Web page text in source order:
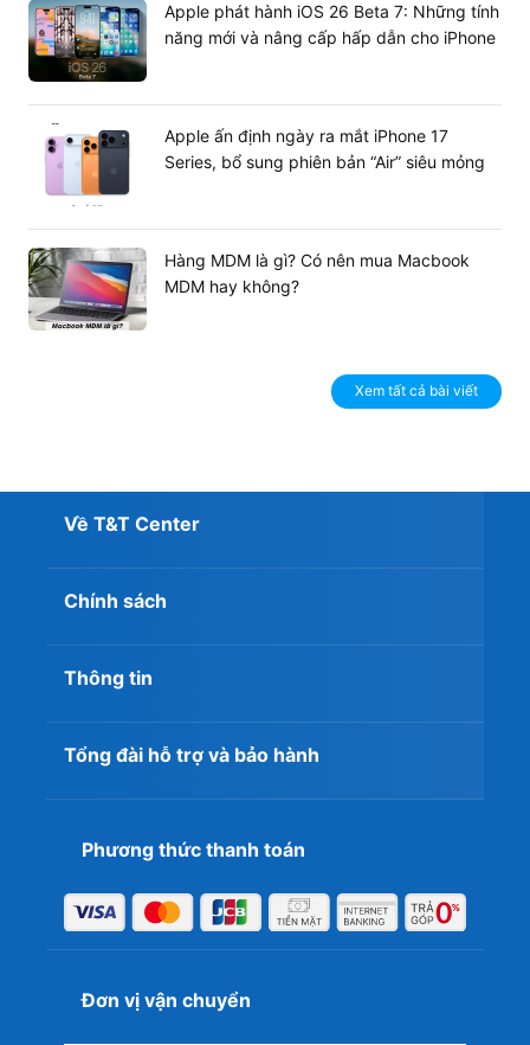
Apple phát hành iOS 26 Beta 7: Những tính
năng mới và nâng cấp hấp dẫn cho iPhone
Apple ấn định ngày ra mắt iPhone 17
Series, bổ sung phiên bản “Air” siêu mỏng
Hàng MDM là gì? Có nên mua Macbook
MDM hay không?
Xem tất cả bài viết
Về T&T Center
Chính sách
Thông tin
Tổng đài hỗ trợ và bảo hành
Phương thức thanh toán
Đơn vị vận chuyển